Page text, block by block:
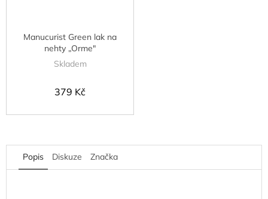
Manucurist Green lak na
nehty „Orme"
Skladem
379 Kč
Popis Diskuze Značka